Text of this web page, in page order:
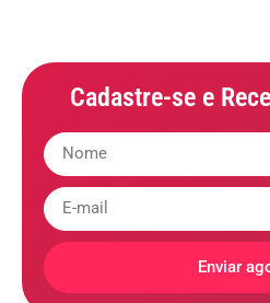
Cadastre-se e
Enviar